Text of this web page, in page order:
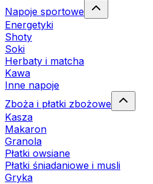
Napoje sportowe
Energetyki
Shoty
Soki
Herbaty i matcha
Kawa
Inne napoje
Zboża i płatki zbożowe
Kasza
Makaron
Granola
Płatki owsiane
Płatki śniadaniowe i musli
Gryka